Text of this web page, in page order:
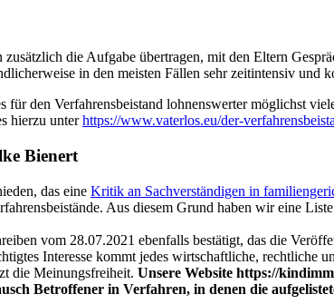
die Aufgabe übertragen, mit den Eltern
in den meisten Fällen sehr zeitintensiv
für den Verfahrensbeistand lohnenswerter möglichst
hierzu unterhttps://www.vaterlos.eu/der-
Bienert
das eine Kritik an Sachverständigen in
Aus diesem Grund haben wir eine
vom 28.07.2021 ebenfalls bestätigt, das die
Interesse kommt jedes wirtschaftliche, rechtliche
die Meinungsfreiheit. Unsere Website https://
Betroffener in Verfahren, in denen die